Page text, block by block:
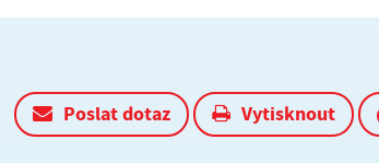
Poslat dotaz Vytisknout